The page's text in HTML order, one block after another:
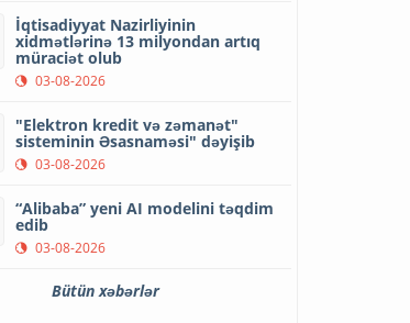
İqtisadiyyat Nazirliyinin
xidmətlərinə 13 milyondan artıq
müraciət olub
03-08-2026
"Elektron kredit və zəmanət"
sisteminin Əsasnaməsi" dəyişib
03-08-2026
“Alibaba” yeni AI modelini təqdim
edib
03-08-2026
Bütün xəbərlər